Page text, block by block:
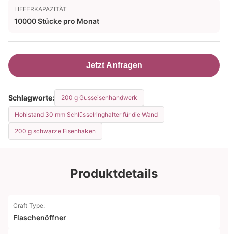
LIEFERKAPAZITÄT
10000 Stücke pro Monat
Jetzt Anfragen
Schlagworte: 200 g Gusseisenhandwerk
Hohlstand 30 mm Schlüsselringhalter für die Wand
200 g schwarze Eisenhaken
Produktdetails
Craft Type:
Flaschenöffner